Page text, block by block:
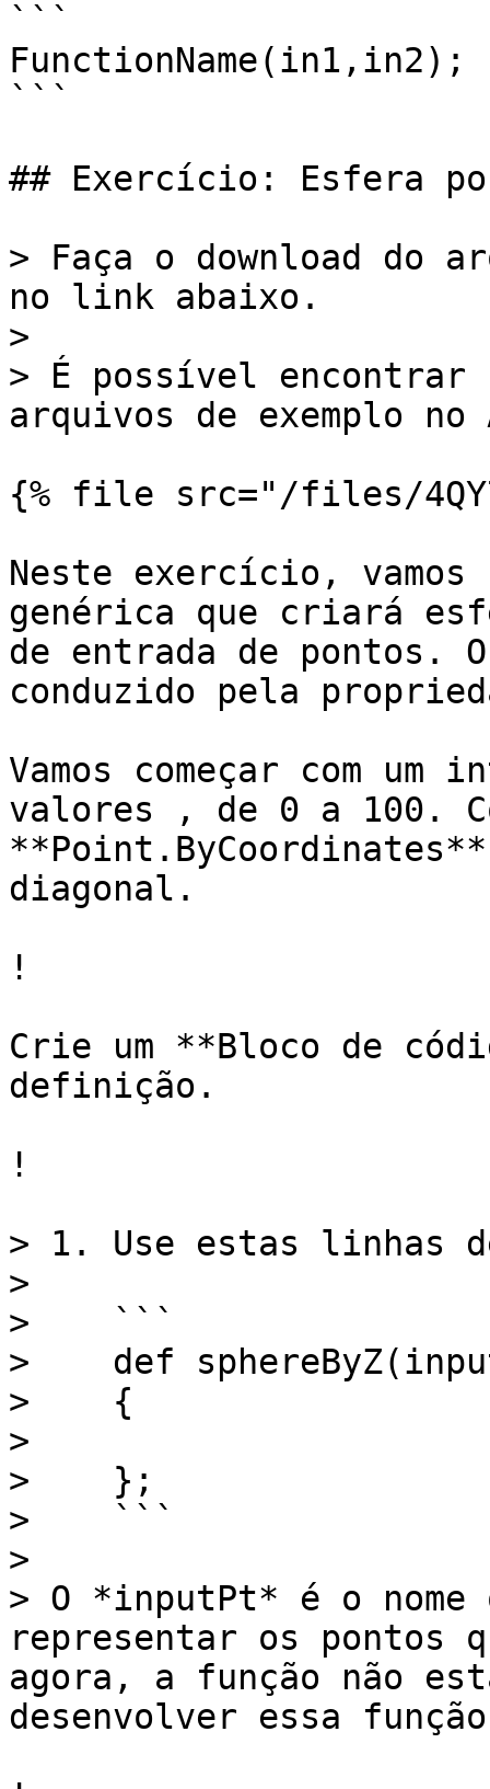
```
FunctionName(in1,in2);
```
## Exercício: Esfera
> Faça o download do
no link abaixo.
>
> É possível encontrar
arquivos de exemplo no
{% file src="/files/
Neste exercício,
genérica que criará
de entrada de pontos.
conduzido pela
Vamos começar com um
valores , de 0 a 100.
diagonal.
!
Crie um **Bloco de
definição.
!
> 1. Use estas linhas
>
>    ```
>    def
>    {
>
>    };
>    ```
>
> O *inputPt* é o nome
representar os pontos
agora, a função não
desenvolver essa